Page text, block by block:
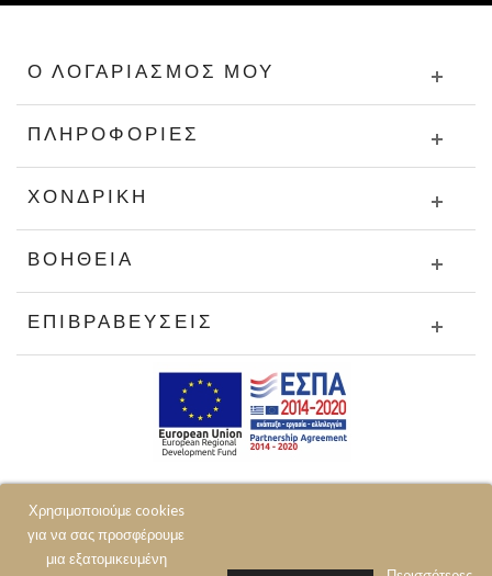
Χρησιμοποιούμε cookies
για να σας προσφέρουμε
μια εξατομικευμένη
Ο ΛΟΓΑΡΙΑΣΜΌΣ ΜΟΥ
ΠΛΗΡΟΦΟΡΊΕΣ
ΧΟΝΔΡΙΚΉ
ΒΟΉΘΕΙΑ
ΕΠΙΒΡΑΒΕΎΣΕΙΣ